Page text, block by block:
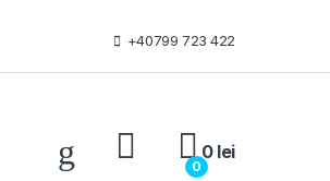
+40799 723 422
My Account
0
0 lei